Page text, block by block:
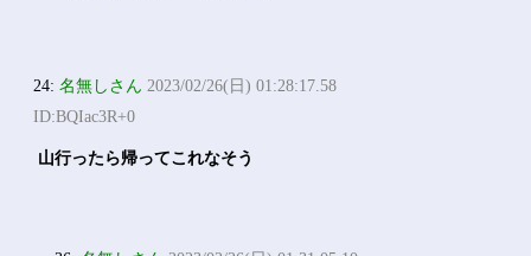
24:名無しさん 2023/02/26(日) 01:28:17.58
ID:BQIac3R+0
山行ったら帰ってこれなそう